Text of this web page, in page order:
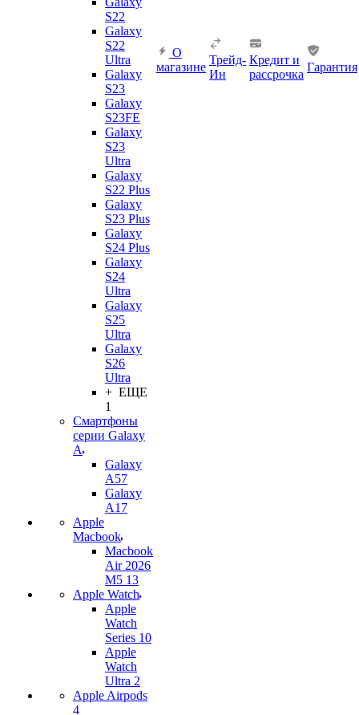
S22
Galaxy
S22
Ultra
Galaxy
S23
Galaxy
S23FE
Galaxy
S23
Ultra
Galaxy
S22 Plus
Galaxy
S23 Plus
Galaxy
S24 Plus
Galaxy
S24
Ultra
Galaxy
S25
Ultra
Galaxy
S26
Ultra
+ ЕЩЕ
1
Смартфоны
серии Galaxy
A
Galaxy
A57
Galaxy
A17
Apple
Macbook
Macbook
Air 2026
M5 13
Apple Watch
Apple
Watch
Series 10
Apple
Watch
Ultra 2
Apple Airpods
4
О
магазине
Трейд-
Ин
Кредит и
рассрочка
Гарантия